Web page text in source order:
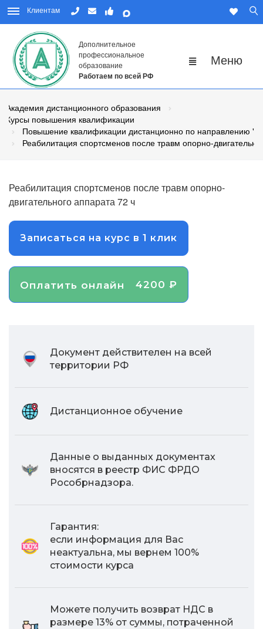
Клиентам
Дополнительное
профессиональное
образование
Работаем по всей РФ
Академия дистанционного образования
Курсы повышения квалификации
Повышение квалификации дистанционно по направлению
Реабилитация спортсменов после травм опорно-
Реабилитация спортсменов после травм опорно-
двигательного аппарата 72 ч
Записаться на курс в 1 клик
Оплатить онлайн 4200 ₽
Документ действителен на всей
территории РФ
Дистанционное обучение
Данные о выданных документах
вносятся в реестр ФИС ФРДО
Рособрнадзора.
Гарантия:
если информация для Вас
неактуальна, мы вернем 100%
стоимости курса
Можете получить возврат НДС в
размере 13% от суммы, потраченной